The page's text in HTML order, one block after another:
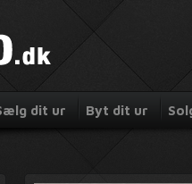
dit ur Byt dit ur